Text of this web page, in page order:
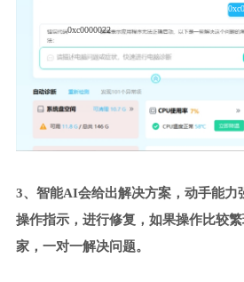
0xc0000022
3、智能AI会给出解决方案，动手能力
操作指示，进行修复，如果操作比较
家，一对一解决问题。